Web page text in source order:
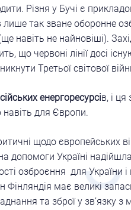
Різня у Бучі є
так зване оборонне
навіть не найновіші).
що червоні лінії досі
Третьої світової
енергоресурсів, і
для Європи.
щодо європейських
допомоги Україні
озброєння для України
Фінляндія має великі
та зброї у зв’язку